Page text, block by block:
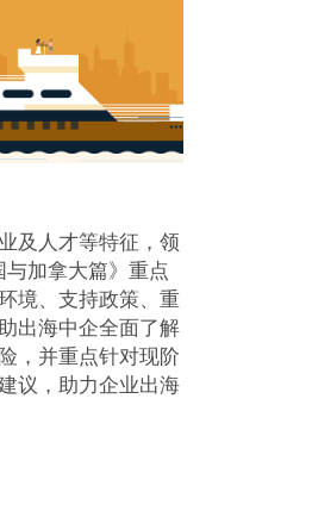
及人才等特征，领
加拿大篇》重点
境、支持政策、重
出海中企全面了解
，并重点针对现阶
议，助力企业出海